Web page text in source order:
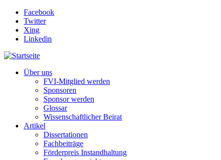
Direkt zum Inhalt
Facebook
Twitter
Xing
Linkedin
Über uns
FVI-Mitglied werden
Sponsoren
Sponsor werden
Glossar
Wissenschaftlicher Beirat
Artikel
Dissertationen
Fachbeiträge
Förderpreis Instandhaltung